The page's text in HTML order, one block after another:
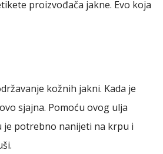
proizvođača jakne. Evo koja
kožnih jakni. Kada je
sjajna. Pomoću ovog ulja
je potrebno nanijeti na krpu i